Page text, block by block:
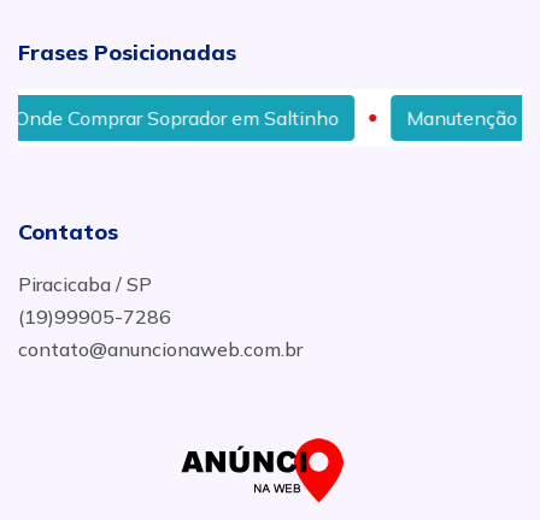
Frases Posicionadas
Comprar Soprador em Saltinho Manutenção de
Contatos
Piracicaba / SP
(19)99905-7286
contato@anuncionaweb.com.br